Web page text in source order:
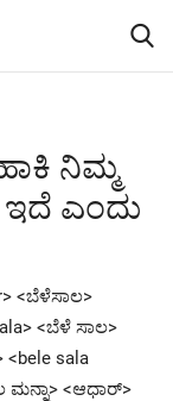
ನಿಮ್ಮ
ಎಂದು
<ಬೆಳೆಸಾಲ>
<ಬೆಳೆ ಸಾಲ>
sala
ಮನ್ನಾ> <ಆಧಾರ್>